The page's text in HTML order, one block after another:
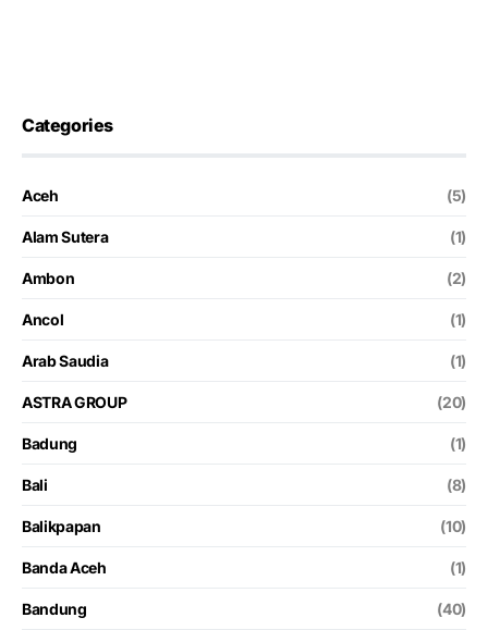
Categories
Aceh (5)
Alam Sutera (1)
Ambon (2)
Ancol (1)
Arab Saudia (1)
ASTRA GROUP (20)
Badung (1)
Bali (8)
Balikpapan (10)
Banda Aceh (1)
Bandung (40)